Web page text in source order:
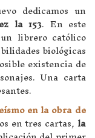
dedicamos un
la 153. En este
librero católico
biológicas
existencia de
Una carta
en la obra de
en tres cartas,la